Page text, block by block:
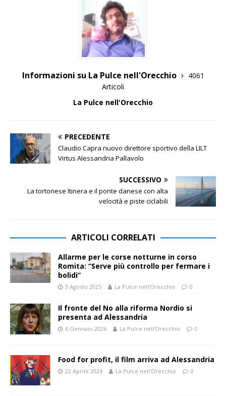
Informazioni su La Pulce nell'Orecchio
4061
Articoli
La Pulce nell'Orecchio
PRECEDENTE
Claudio Capra nuovo direttore sportivo della LILT
Virtus Alessandria Pallavolo
SUCCESSIVO
La tortonese Itinera e il ponte danese con alta
velocità e piste ciclabili
ARTICOLI CORRELATI
Allarme per le corse notturne in corso
Romita: “Serve più controllo per fermare i
bolidi”
3 Agosto 2025 La Pulce nell'Orecchio 0
Il fronte del No alla riforma Nordio si
presenta ad Alessandria
6 Gennaio 2026 La Pulce nell'Orecchio 0
Food for profit, il film arriva ad Alessandria
22 Aprile 2024 La Pulce nell'Orecchio 0